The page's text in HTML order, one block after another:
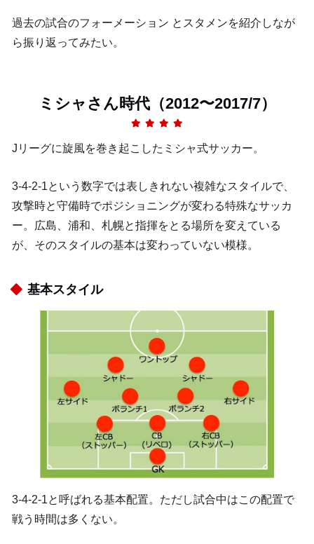
過去の試合のフォーメーション とスタメンを紹介しなが
ら振り返ってみたい。
ミシャさん時代（2012〜2017/7）
Jリーグに旋風を巻き起こしたミシャ式サッカー。
3-4-2-1という数字では表しきれない複雑なスタイルで、
攻撃時と守備時でポジショニングが変わる特殊なサッカ
ー。広島、浦和、札幌と指揮をとる場所を変えている
が、そのスタイルの基本は変わっていない模様。
基本スタイル
3-4-2-1と呼ばれる基本配置。ただし試合中はこの配置で
戦う時間は多くない。